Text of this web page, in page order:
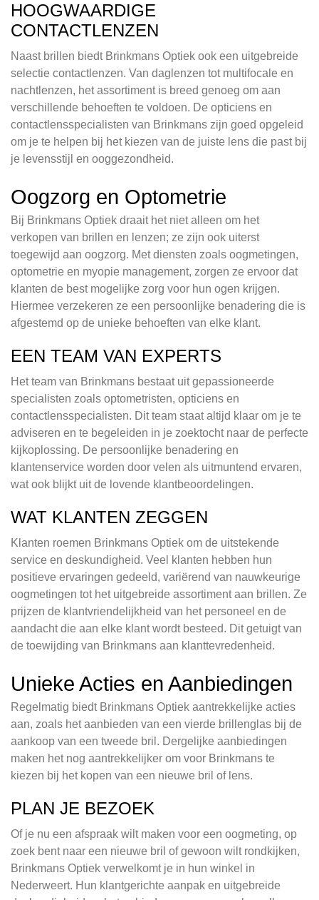
HOOGWAARDIGE
CONTACTLENZEN
Naast brillen biedt Brinkmans Optiek ook een uitgebreide
selectie contactlenzen. Van daglenzen tot multifocale en
nachtlenzen, het assortiment is breed genoeg om aan
verschillende behoeften te voldoen. De opticiens en
contactlensspecialisten van Brinkmans zijn goed opgeleid
om je te helpen bij het kiezen van de juiste lens die past bij
je levensstijl en ooggezondheid.
Oogzorg en Optometrie
Bij Brinkmans Optiek draait het niet alleen om het
verkopen van brillen en lenzen; ze zijn ook uiterst
toegewijd aan oogzorg. Met diensten zoals oogmetingen,
optometrie en myopie management, zorgen ze ervoor dat
klanten de best mogelijke zorg voor hun ogen krijgen.
Hiermee verzekeren ze een persoonlijke benadering die is
afgestemd op de unieke behoeften van elke klant.
EEN TEAM VAN EXPERTS
Het team van Brinkmans bestaat uit gepassioneerde
specialisten zoals optometristen, opticiens en
contactlensspecialisten. Dit team staat altijd klaar om je te
adviseren en te begeleiden in je zoektocht naar de perfecte
kijkoplossing. De persoonlijke benadering en
klantenservice worden door velen als uitmuntend ervaren,
wat ook blijkt uit de lovende klantbeoordelingen.
WAT KLANTEN ZEGGEN
Klanten roemen Brinkmans Optiek om de uitstekende
service en deskundigheid. Veel klanten hebben hun
positieve ervaringen gedeeld, variërend van nauwkeurige
oogmetingen tot het uitgebreide assortiment aan brillen. Ze
prijzen de klantvriendelijkheid van het personeel en de
aandacht die aan elke klant wordt besteed. Dit getuigt van
de toewijding van Brinkmans aan klanttevredenheid.
Unieke Acties en Aanbiedingen
Regelmatig biedt Brinkmans Optiek aantrekkelijke acties
aan, zoals het aanbieden van een vierde brillenglas bij de
aankoop van een tweede bril. Dergelijke aanbiedingen
maken het nog aantrekkelijker om voor Brinkmans te
kiezen bij het kopen van een nieuwe bril of lens.
PLAN JE BEZOEK
Of je nu een afspraak wilt maken voor een oogmeting, op
zoek bent naar een nieuwe bril of gewoon wilt rondkijken,
Brinkmans Optiek verwelkomt je in hun winkel in
Nederweert. Hun klantgerichte aanpak en uitgebreide